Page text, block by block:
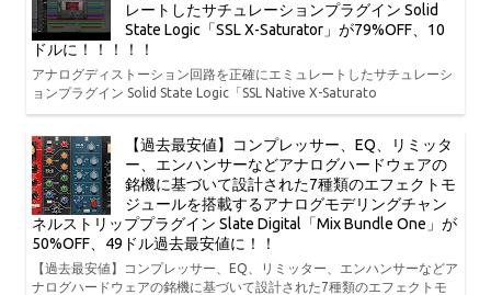
レートしたサチュレーションプラグイン Solid
State Logic「SSL X-Saturator」が79%OFF、10
ドルに！！！！！
アナログディストーション回路を正確にエミュレートしたサチュレーシ
ョンプラグイン Solid State Logic「SSL Native X-Saturato
【過去最安値】コンプレッサー、EQ、リミッタ
ー、エンハンサーなどアナログハードウェアの
銘機に基づいて設計された7種類のエフェクトモ
ジュールを搭載するアナログモデリングチャン
ネルストリッププラグイン Slate Digital「Mix Bundle One」が
50%OFF、49ドル過去最安値に！！
【過去最安値】コンプレッサー、EQ、リミッター、エンハンサーなどア
ナログハードウェアの銘機に基づいて設計された7種類のエフェクトモ